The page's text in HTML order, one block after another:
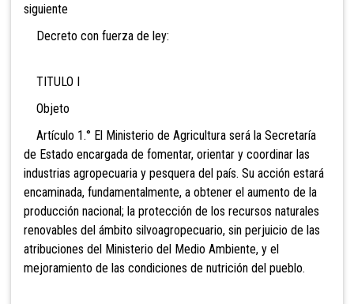
siguiente
Decreto con fuerza de ley:
TITULO I
Objeto
Artículo 1.° El Ministerio de Agricultura será la Secretaría
de Estado encargada de fomentar, orientar y coordinar las
industrias agropecuaria y pesquera del país. Su acción estará
encaminada, fundamentalmente, a obtener el aumento de la
producción nacional; la protección de los recursos naturales
renovables del ámbito silvoagropecuario, sin perjuicio de las
atribuciones del Ministerio del Medio Ambiente, y el
mejoramiento de las condiciones de nutrición del pueblo.